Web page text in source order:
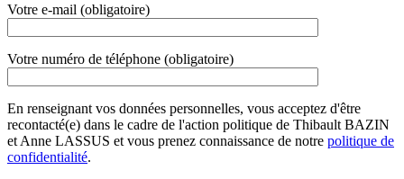
Votre e-mail (obligatoire)
Votre numéro de téléphone (obligatoire)
En renseignant vos données personnelles, vous acceptez d'être
recontacté(e) dans le cadre de l'action politique de Thibault BAZIN
et Anne LASSUS et vous prenez connaissance de notre politique de
confidentialité.